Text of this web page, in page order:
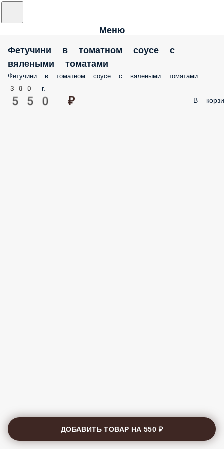
Меню
Фетучини в томатном соусе с
вялеными томатами
Фетучини в томатном соусе с вялеными томатами
300 г.
550 ₽ В
ДОБАВИТЬ ТОВАР НА550 ₽